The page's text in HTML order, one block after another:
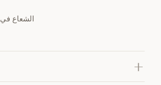
الشعاع